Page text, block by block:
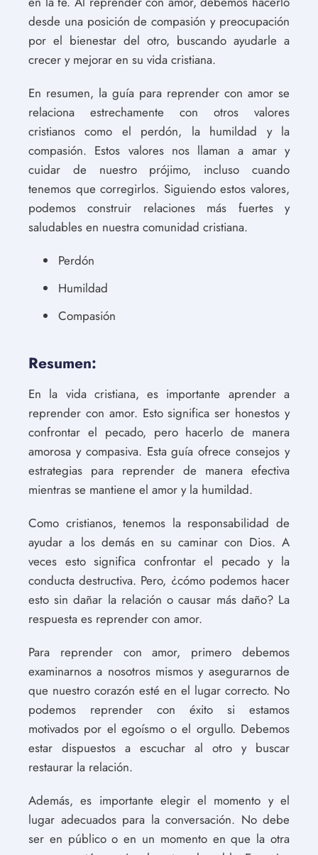
desde una posición de compasión y preocupación
por el bienestar del otro, buscando ayudarle a
crecer y mejorar en su vida cristiana.
En resumen, la guía para reprender con amor se
relaciona estrechamente con otros valores
cristianos como el perdón, la humildad y la
compasión. Estos valores nos llaman a amar y
cuidar de nuestro prójimo, incluso cuando
tenemos que corregirlos. Siguiendo estos valores,
podemos construir relaciones más fuertes y
saludables en nuestra comunidad cristiana.
Perdón
Humildad
Compasión
Resumen:
En la vida cristiana, es importante aprender a
reprender con amor. Esto significa ser honestos y
confrontar el pecado, pero hacerlo de manera
amorosa y compasiva. Esta guía ofrece consejos y
estrategias para reprender de manera efectiva
mientras se mantiene el amor y la humildad.
Como cristianos, tenemos la responsabilidad de
ayudar a los demás en su caminar con Dios. A
veces esto significa confrontar el pecado y la
conducta destructiva. Pero, ¿cómo podemos hacer
esto sin dañar la relación o causar más daño? La
respuesta es reprender con amor.
Para reprender con amor, primero debemos
examinarnos a nosotros mismos y asegurarnos de
que nuestro corazón esté en el lugar correcto. No
podemos reprender con éxito si estamos
motivados por el egoísmo o el orgullo. Debemos
estar dispuestos a escuchar al otro y buscar
restaurar la relación.
Además, es importante elegir el momento y el
lugar adecuados para la conversación. No debe
ser en público o en un momento en que la otra